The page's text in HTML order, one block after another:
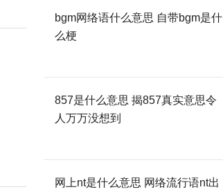
bgm网络语什么意思 自带bgm是什
么梗
857是什么意思 揭857真实意思令
人万万没想到
网上nt是什么意思 网络流行语nt出